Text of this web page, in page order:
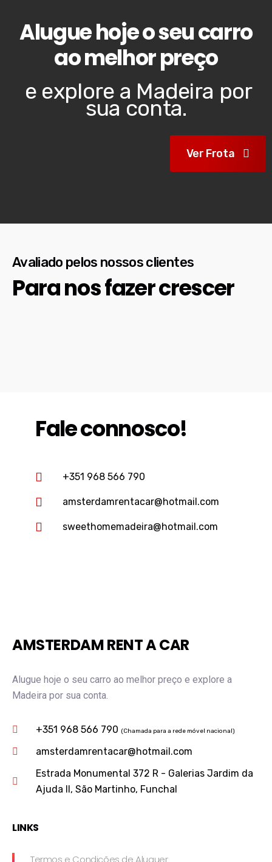
Alugue hoje o seu carro
ao melhor preço
e explore a Madeira por
sua conta.
Ver Frota
Avaliado pelos nossos clientes
Para nos fazer crescer
Fale connosco!
+351 968 566 790
amsterdamrentacar@hotmail.com
sweethomemadeira@hotmail.com
AMSTERDAM RENT A CAR
Alugue hoje o seu carro ao melhor preço e explore a
Madeira por sua conta.
+351 968 566 790 (Chamada para a rede móvel nacional)
amsterdamrentacar@hotmail.com
Estrada Monumental 372 R - Galerias Jardim da
Ajuda II, São Martinho, Funchal
LINKS
Termos e Condições de Aluguer